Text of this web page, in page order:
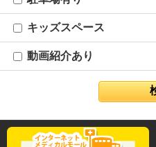
キッズスペース
動画紹介あり